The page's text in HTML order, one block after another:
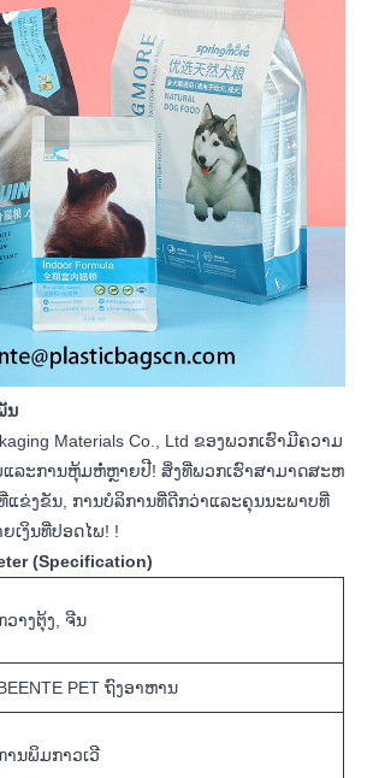
ນ
Materials Co., Ltd ຂອງພວກເຮົາມີຄວາມ
ລະການຫຸ້ມຫໍ່ຫຼາຍປີ! ສິ່ງທີ່ພວກເຮົາສາມາດສະຫ
ແຂ່ງຂັນ, ການບໍລິການທີ່ດີກວ່າແລະຄຸນນະພາບທີ່
ເງິນທີ່ປອດໄພ! !
(Specification)
ວາງຕຸ້ງ, ຈີນ
PET ຖົງອາຫານ
ານພິມກາວເວີ